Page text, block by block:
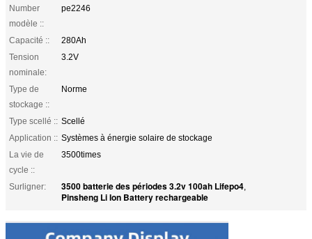
Number
modèle ::
pe2246
Capacité ::
280Ah
Tension
nominale:
3.2V
Type de
stockage ::
Norme
Type scellé :: Scellé
Application :: Systèmes à énergie solaire de stockage
La vie de
cycle ::
3500times
Surligner: 3500 batterie des périodes 3.2v 100ah Lifepo4,
Pinsheng Li Ion Battery rechargeable